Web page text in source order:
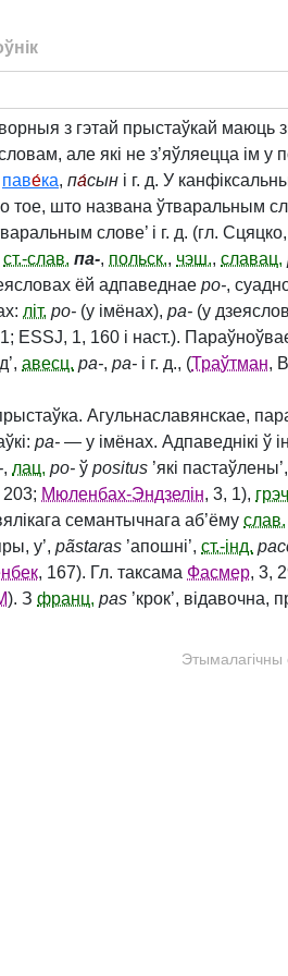
з гэтай прыстаўкай маюць
але які не з’яўляецца ім у
паве́ка, па́сын і г. д. У
тое, што названа ўтваральным
слове’ і г. д. (гл.
ст.-слав. па‑, польск., чэш., славац.
ёй адпаведнае po‑,
літ. po‑ (у імёнах), pa‑ (у
ESSJ, 1, 160 і наст.).
авесц. pa‑, pa‑ і г. д., (Траўтман,
Агульнаславянскае,
pa‑ — у імёнах. Адпаведнікі ў
, лац. po‑ ў positus ’які пастаўлены’,
203; Мюленбах-Эндзелін, 3, 1),
семантычнага аб’ёму слав.
у’, pãstaras ’апошні’, ст.-інд.
, 167). Гл. таксама Фасмер, 3,
). З франц. pas ’крок’, відавочна,
Этымалагічны